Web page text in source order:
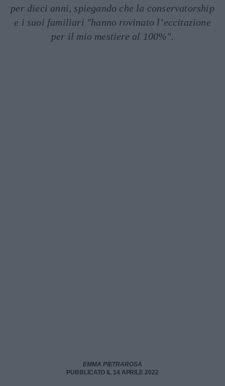
per dieci anni, spiegando che la conservatorship
e i suoi familiari "hanno rovinato l’eccitazione
per il mio mestiere al 100%".
EMMA PIETRAROSA
PUBBLICATO IL 14 APRILE 2022